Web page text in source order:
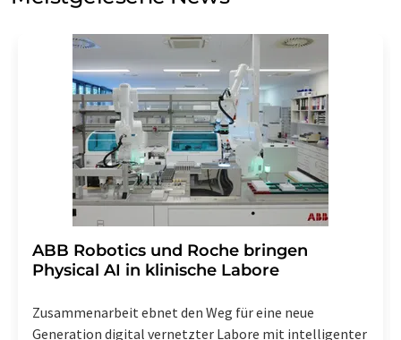
Einwilligung können Sie jederzeit ohne Angabe von
Str. 2, 12489 Berlin oder per E-Mail unter
widerruf@lumitos.commit Wirkung für die Zukunft
widerrufen. Zudem ist in jeder E-Mail ein Link zur
Abbestellung des entsprechenden Newsletters
enthalten.
​​​​​​​ABB Robotics und Roche bringen
Physical AI in klinische Labore
Zusammenarbeit ebnet den Weg für eine neue
Generation digital vernetzter Labore mit intelligenter